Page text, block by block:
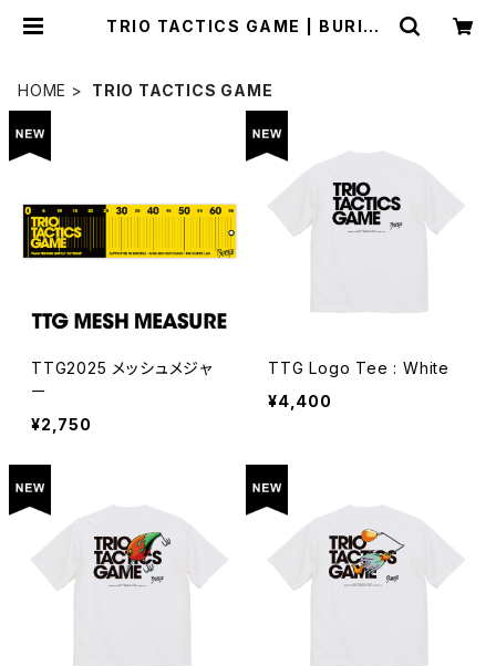
TRIO TACTICS GAME | BURITS
HOME TRIO TACTICS GAME
TTG2025 メッシュメジャ
ー
¥2,750
TTG Logo Tee : White
¥4,400